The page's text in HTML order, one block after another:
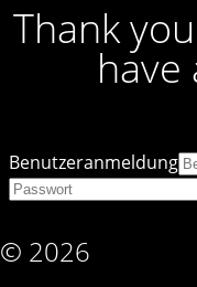
Thank
have
© 2026
Benutzeranmeldung